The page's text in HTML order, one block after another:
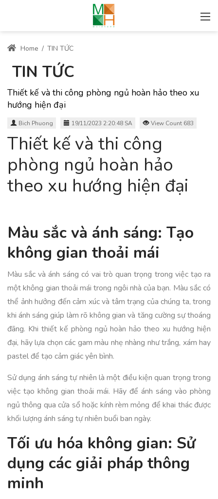
Home / TIN TỨC
TIN TỨC
Thiết kế và thi công phòng ngủ hoàn hảo theo xu
hướng hiện đại
Bich Phuong 19/11/2023 2:20:48 SA View Count 683
Thiết kế và thi công
phòng ngủ hoàn hảo
theo xu hướng hiện đại
Màu sắc và ánh sáng: Tạo
không gian thoải mái
Màu sắc và ánh sáng có vai trò quan trọng trong việc tạo ra
một không gian thoải mái trong ngôi nhà của bạn. Màu sắc có
thể ảnh hưởng đến cảm xúc và tâm trạng của chúng ta, trong
khi ánh sáng giúp làm rõ không gian và tăng cường sự thoáng
đãng. Khi thiết kế phòng ngủ hoàn hảo theo xu hướng hiện
đại, hãy lựa chọn các gam màu nhẹ nhàng như trắng, xám hay
pastel để tạo cảm giác yên bình.
Sử dụng ánh sáng tự nhiên là một điều kiện quan trọng trong
việc tạo không gian thoải mái. Hãy để ánh sáng vào phòng
ngủ thông qua cửa sổ hoặc kính rèm mỏng để khai thác được
khối lượng ánh sáng tự nhiên buổi ban ngày.
Tối ưu hóa không gian: Sử
dụng các giải pháp thông
minh